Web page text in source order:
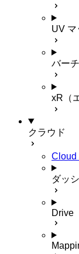
UV マ
バー
xR（
クラウド
Cloud
ダッ
Drive